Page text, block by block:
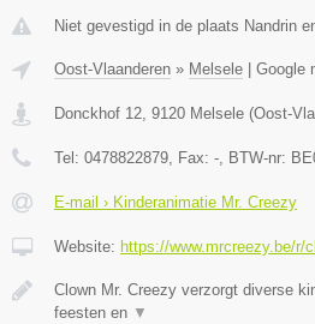
Niet gevestigd in de plaats Nandrin
Oost-Vlaanderen » Melsele Google
Donckhof 12, 9120 Melsele (Oost-
Tel: 0478822879, Fax: -, BTW-nr:
E-mail › Kinderanimatie Mr. Creezy
Website: https://www.mrcreezy.be/r/
Clown Mr. Creezy verzorgt diverse
feesten en ▼